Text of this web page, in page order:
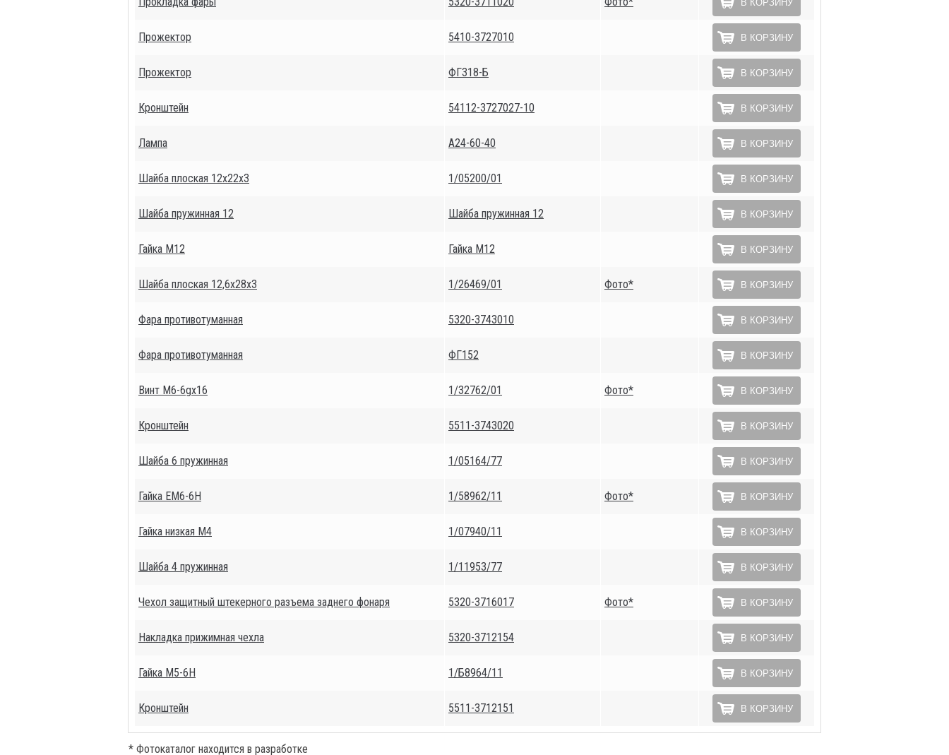
В КОРЗИНУ
Прожектор 5410-3727010 В КОРЗИНУ
Прожектор ФГ318-Б В КОРЗИНУ
Кронштейн 54112-3727027-10 В КОРЗИНУ
Лампа А24-60-40 В КОРЗИНУ
Шайба плоская 12х22х3 1/05200/01 В КОРЗИНУ
Шайба пружинная 12 Шайба пружинная 12 В КОРЗИНУ
Гайка М12 Гайка М12 В КОРЗИНУ
Шайба плоская 12,6х28х3 1/26469/01 Фото* В КОРЗИНУ
Фара противотуманная 5320-3743010 В КОРЗИНУ
Фара противотуманная ФГ152 В КОРЗИНУ
Винт М6-6gх16 1/32762/01 Фото* В КОРЗИНУ
Кронштейн 5511-3743020 В КОРЗИНУ
Шайба 6 пружинная 1/05164/77 В КОРЗИНУ
Гайка ЕМ6-6Н 1/58962/11 Фото* В КОРЗИНУ
Гайка низкая М4 1/07940/11 В КОРЗИНУ
Шайба 4 пружинная 1/11953/77 В КОРЗИНУ
Чехол защитный штекерного разъема заднего фонаря 5320-3716017 Фото* В КОРЗИНУ
Накладка прижимная чехла 5320-3712154 В КОРЗИНУ
Гайка М5-6Н 1/Б8964/11 В КОРЗИНУ
Кронштейн 5511-3712151 В КОРЗИНУ
* Фотокаталог находится в разработке